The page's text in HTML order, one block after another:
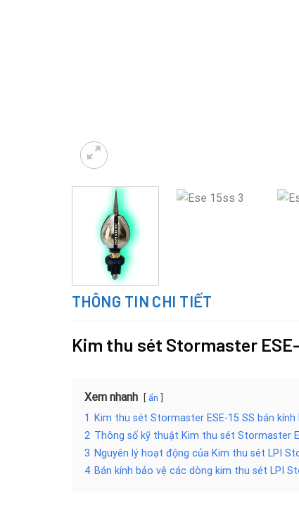
THÔNG TIN CHI TIẾT
Kim thu sét Stormaster
Xem nhanh ẩn
1
Kim thu sét Stormaster ESE-15 SS bán kính
2 Thông số kỹ thuật Kim thu sét Stormaster
3 Nguyên lý hoạt động của Kim thu sét LPI
4 Bán kính bảo vệ các dòng kim thu sét LPI